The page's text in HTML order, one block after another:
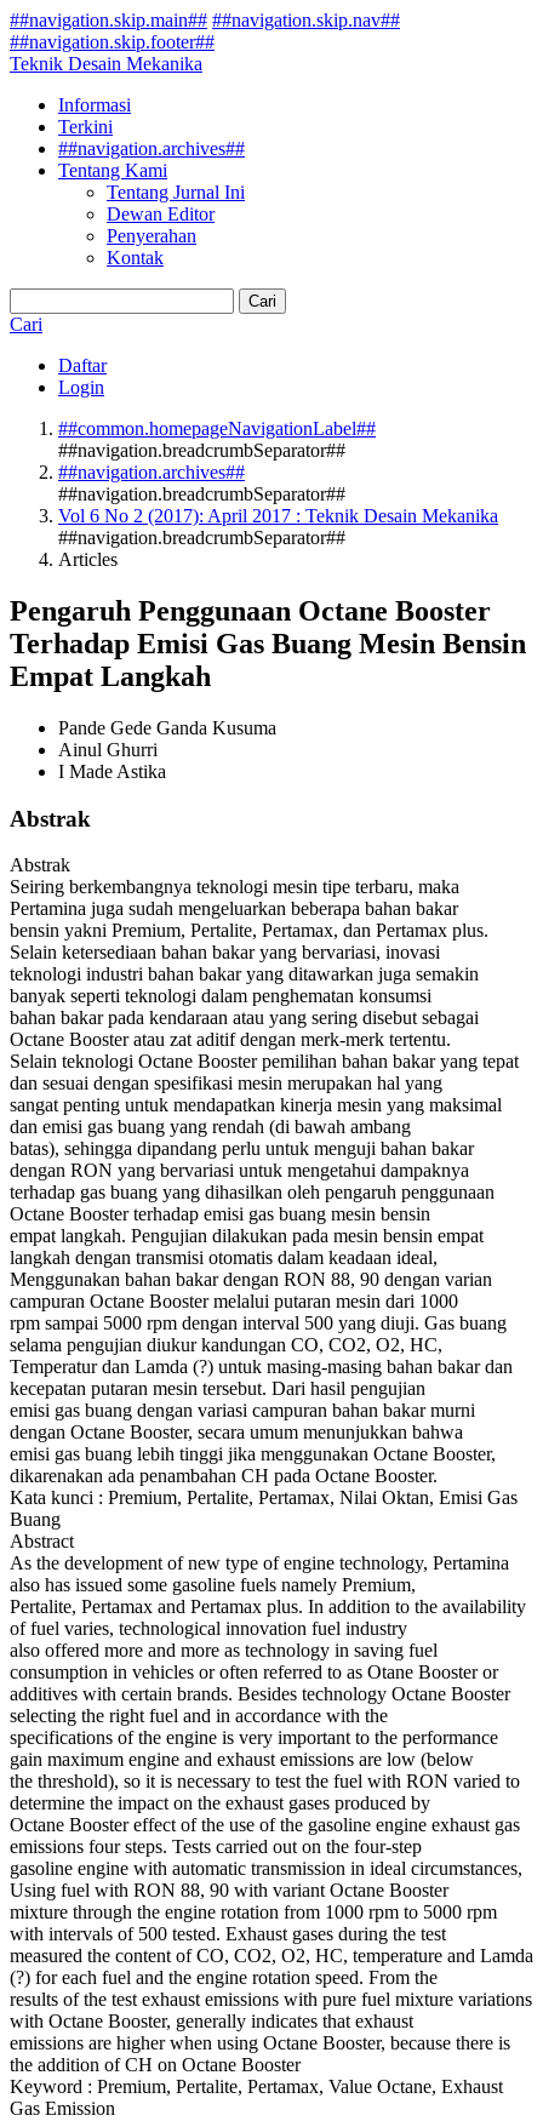
##navigation.skip.main## ##navigation.skip.nav##
##navigation.skip.footer##
Teknik Desain Mekanika
Informasi
Terkini
##navigation.archives##
Tentang Kami
Tentang Jurnal Ini
Dewan Editor
Penyerahan
Kontak
Cari
Cari
Daftar
Login
##common.homepageNavigationLabel##
##navigation.breadcrumbSeparator##
##navigation.archives##
##navigation.breadcrumbSeparator##
Vol 6 No 2 (2017): April 2017 : Teknik Desain Mekanika
##navigation.breadcrumbSeparator##
Articles
Pengaruh Penggunaan Octane Booster
Terhadap Emisi Gas Buang Mesin Bensin
Empat Langkah
Pande Gede Ganda Kusuma
Ainul Ghurri
I Made Astika
Abstrak
Abstrak
Seiring berkembangnya teknologi mesin tipe terbaru, maka
Pertamina juga sudah mengeluarkan beberapa bahan bakar
bensin yakni Premium, Pertalite, Pertamax, dan Pertamax plus.
Selain ketersediaan bahan bakar yang bervariasi, inovasi
teknologi industri bahan bakar yang ditawarkan juga semakin
banyak seperti teknologi dalam penghematan konsumsi
bahan bakar pada kendaraan atau yang sering disebut sebagai
Octane Booster atau zat aditif dengan merk-merk tertentu.
Selain teknologi Octane Booster pemilihan bahan bakar yang tepat
dan sesuai dengan spesifikasi mesin merupakan hal yang
sangat penting untuk mendapatkan kinerja mesin yang maksimal
dan emisi gas buang yang rendah (di bawah ambang
batas), sehingga dipandang perlu untuk menguji bahan bakar
dengan RON yang bervariasi untuk mengetahui dampaknya
terhadap gas buang yang dihasilkan oleh pengaruh penggunaan
Octane Booster terhadap emisi gas buang mesin bensin
empat langkah. Pengujian dilakukan pada mesin bensin empat
langkah dengan transmisi otomatis dalam keadaan ideal,
Menggunakan bahan bakar dengan RON 88, 90 dengan varian
campuran Octane Booster melalui putaran mesin dari 1000
rpm sampai 5000 rpm dengan interval 500 yang diuji. Gas buang
selama pengujian diukur kandungan CO, CO2, O2, HC,
Temperatur dan Lamda (?) untuk masing-masing bahan bakar dan
kecepatan putaran mesin tersebut. Dari hasil pengujian
emisi gas buang dengan variasi campuran bahan bakar murni
dengan Octane Booster, secara umum menunjukkan bahwa
emisi gas buang lebih tinggi jika menggunakan Octane Booster,
dikarenakan ada penambahan CH pada Octane Booster.
Kata kunci : Premium, Pertalite, Pertamax, Nilai Oktan, Emisi Gas
Buang
Abstract
As the development of new type of engine technology, Pertamina
also has issued some gasoline fuels namely Premium,
Pertalite, Pertamax and Pertamax plus. In addition to the availability
of fuel varies, technological innovation fuel industry
also offered more and more as technology in saving fuel
consumption in vehicles or often referred to as Otane Booster or
additives with certain brands. Besides technology Octane Booster
selecting the right fuel and in accordance with the
specifications of the engine is very important to the performance
gain maximum engine and exhaust emissions are low (below
the threshold), so it is necessary to test the fuel with RON varied to
determine the impact on the exhaust gases produced by
Octane Booster effect of the use of the gasoline engine exhaust gas
emissions four steps. Tests carried out on the four-step
gasoline engine with automatic transmission in ideal circumstances,
Using fuel with RON 88, 90 with variant Octane Booster
mixture through the engine rotation from 1000 rpm to 5000 rpm
with intervals of 500 tested. Exhaust gases during the test
measured the content of CO, CO2, O2, HC, temperature and Lamda
(?) for each fuel and the engine rotation speed. From the
results of the test exhaust emissions with pure fuel mixture variations
with Octane Booster, generally indicates that exhaust
emissions are higher when using Octane Booster, because there is
the addition of CH on Octane Booster
Keyword : Premium, Pertalite, Pertamax, Value Octane, Exhaust
Gas Emission